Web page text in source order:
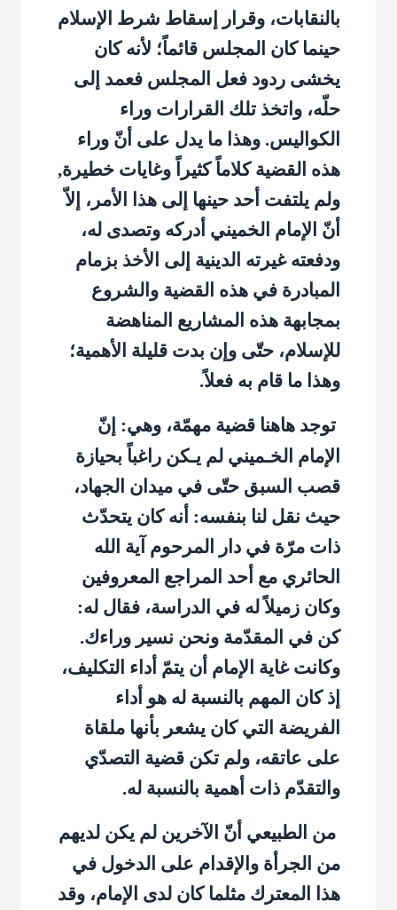
بالنقابات، وقرار إسقاط شرط الإسلام
حينما كان المجلس قائماً؛ لأنه كان
يخشى ردود فعل المجلس فعمد إلى
حلّه، واتخذ تلك القرارات وراء
الكواليس. وهذا ما يدل على أنّ وراء
هذه القضية كلاماً كثيراً وغايات خطيرة,
ولم يلتفت أحد حينها إلى هذا الأمر، إلاّ
أنّ الإمام الخميني أدركه وتصدى له،
ودفعته غيرته الدينية إلى الأخذ بزمام
المبادرة في هذه القضية والشروع
بمجابهة هذه المشاريع المناهضة
للإسلام، حتّى وإن بدت قليلة الأهمية؛
وهذا ما قام به فعلاً.
توجد هاهنا قضية مهمّة، وهي: إنّ
الإمام الخـميني لم يـكن راغباً بحيازة
قصب السبق حتّى في ميدان الجهاد،
حيث نقل لنا بنفسه: أنه كان يتحدّث
ذات مرّة في دار المرحوم آية الله
الحائري مع أحد المراجع المعروفين
وكان زميلاً له في الدراسة، فقال له:
كن في المقدّمة ونحن نسير وراءك.
وكانت غاية الإمام أن يتمّ أداء التكليف،
إذ كان المهم بالنسبة له هو أداء
الفريضة التي كان يشعر بأنها ملقاة
على عاتقه، ولم تكن قضية التصدّي
والتقدّم ذات أهمية بالنسبة له.
من الطبيعي أنّ الآخرين لم يكن لديهم
من الجرأة والإقدام على الدخول في
هذا المعترك مثلما كان لدى الإمام، وقد